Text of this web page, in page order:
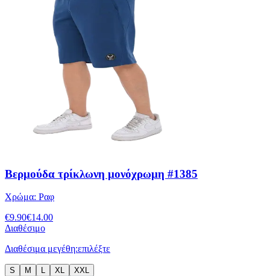
Βερμούδα τρίκλωνη μονόχρωμη #1385
Χρώμα: Ραφ
€9.90€14.00
Διαθέσιμο
Διαθέσιμα μεγέθη:επιλέξτε
S M L XL XXL